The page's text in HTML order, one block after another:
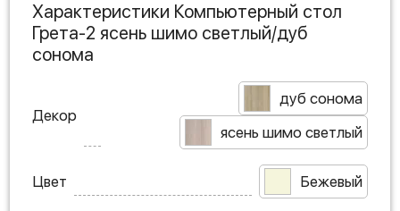
Характеристики Компьютерный стол
Грета-2 ясень шимо светлый/дуб
сонома
Декор
дуб сонома
ясень шимо светлый
Цвет Бежевый